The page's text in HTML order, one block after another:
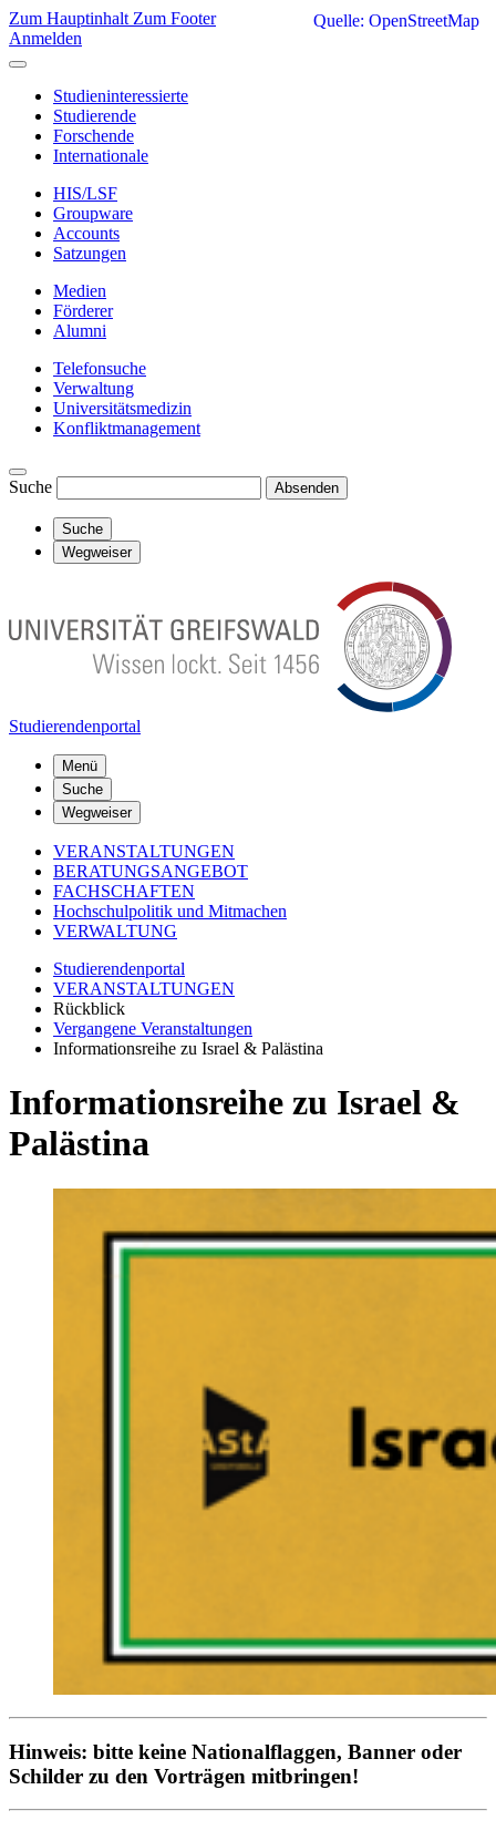
Zum Hauptinhalt Zum Footer
Anmelden
Studieninteressierte
Studierende
Forschende
Internationale
HIS/LSF
Groupware
Accounts
Satzungen
Medien
Förderer
Alumni
Telefonsuche
Verwaltung
Universitätsmedizin
Konfliktmanagement
Suche Absenden
Suche
Wegweiser
Studierendenportal
Menü
Suche
Wegweiser
VERANSTALTUNGEN
BERATUNGSANGEBOT
FACHSCHAFTEN
Hochschulpolitik und Mitmachen
VERWALTUNG
Studierendenportal
VERANSTALTUNGEN
Rückblick
Vergangene Veranstaltungen
Informationsreihe zu Israel & Palästina
Informationsreihe zu Israel &
Palästina
Hinweis: bitte keine Nationalflaggen, Banner oder
Schilder zu den Vorträgen mitbringen!
Quelle: OpenStreetMap